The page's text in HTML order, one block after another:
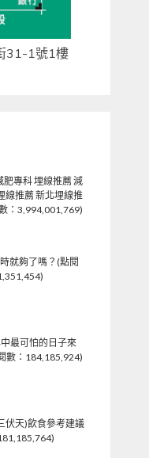
31-1號1樓
專科 埋線推薦 減
線推薦 新北埋線推
：3,994,001,769)
就夠了嗎？(點閱
最可怕的日子來
數：184,185,924)
伏天)飲食參考建議